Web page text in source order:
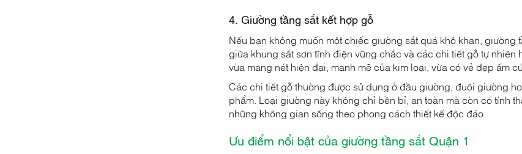
4. Giường tầng sắt kết hợp gỗ
Nếu bạn không muốn một chiếc giường sắt quá khô khan, giường
giữa khung sắt sơn tĩnh điện vững chắc và các chi tiết gỗ tự
vừa mang nét hiện đại, mạnh mẽ của kim loại, vừa có vẻ đẹp ấm
Các chi tiết gỗ thường được sử dụng ở đầu giường, đuôi giường
phẩm. Loại giường này không chỉ bền bỉ, an toàn mà còn có tính
những không gian sống theo phong cách thiết kế độc đáo.
Ưu điểm nổi bật của giường tầng sắt Quận 1